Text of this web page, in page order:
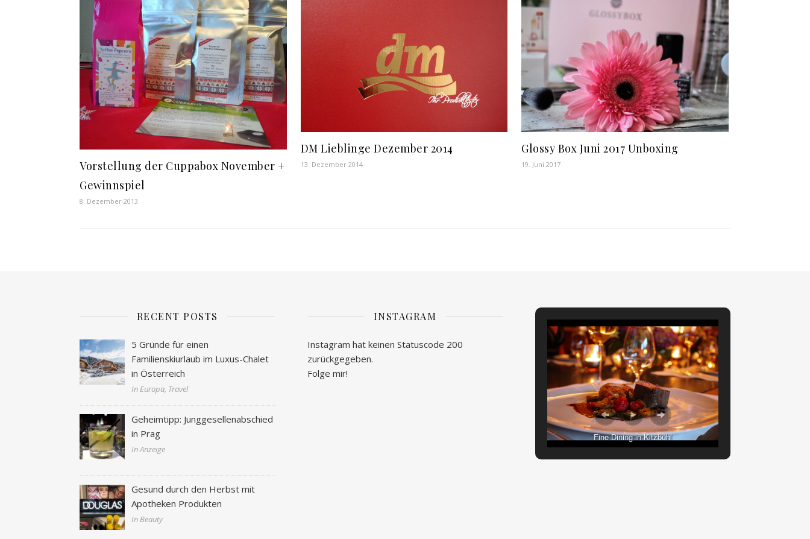
Vorstellung der Cuppabox November +
Gewinnspiel
8. Dezember 2013
DM Lieblinge Dezember 2014
13. Dezember 2014
Glossy Box Juni 2017 Unboxing
19. Juni 2017
RECENT POSTS
5 Gründe für einen
Familienskiurlaub im Luxus-Chalet
in Österreich
In Europa, Travel
Geheimtipp: Junggesellenabschied
in Prag
In Anzeige
Gesund durch den Herbst mit
Apotheken Produkten
In Beauty
INSTAGRAM
Instagram hat keinen Statuscode 200
zurückgegeben.
Folge mir!
Fine Dining in Kitzbühl